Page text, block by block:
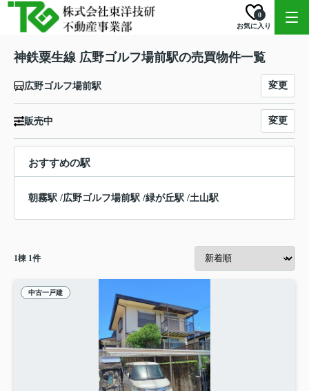
お気に入り
0
神鉄粟生線 広野ゴルフ場前駅の売買物件一覧
広野ゴルフ場前駅 変更
販売中 変更
おすすめの駅
朝霧駅 /広野ゴルフ場前駅 /緑が丘駅 /土山駅
1棟 1件
中古一戸建